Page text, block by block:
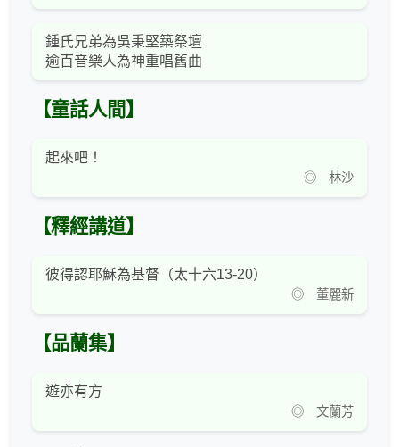
鍾氏兄弟為吳秉堅築祭壇
逾百音樂人為神重唱舊曲
【童話人間】
起來吧！
◎ 林沙
【釋經講道】
彼得認耶穌為基督（太十六13-20）
◎ 董麗新
【品蘭集】
遊亦有方
◎ 文蘭芳